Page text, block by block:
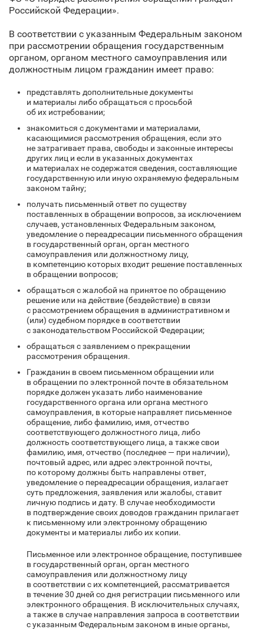
Российской Федерации».
В соответствии с указанным Федеральным законом
при рассмотрении обращения государственным
органом, органом местного самоуправления или
должностным лицом гражданин имеет право:
представлять дополнительные документы
и материалы либо обращаться с просьбой
об их истребовании;
знакомиться с документами и материалами,
касающимися рассмотрения обращения, если это
не затрагивает права, свободы и законные интересы
других лиц и если в указанных документах
и материалах не содержатся сведения, составляющие
государственную или иную охраняемую федеральным
законом тайну;
получать письменный ответ по существу
поставленных в обращении вопросов, за исключением
случаев, установленных Федеральным законом,
уведомление о переадресации письменного обращения
в государственный орган, орган местного
самоуправления или должностному лицу,
в компетенцию которых входит решение поставленных
в обращении вопросов;
обращаться с жалобой на принятое по обращению
решение или на действие (бездействие) в связи
с рассмотрением обращения в административном и
(или) судебном порядке в соответствии
с законодательством Российской Федерации;
обращаться с заявлением о прекращении
рассмотрения обращения.
Гражданин в своем письменном обращении или
в обращении по электронной почте в обязательном
порядке должен указать либо наименование
государственного органа или органа местного
самоуправления, в которые направляет письменное
обращение, либо фамилию, имя, отчество
соответствующего должностного лица, либо
должность соответствующего лица, а также свои
фамилию, имя, отчество (последнее — при наличии),
почтовый адрес, или адрес электронной почты,
по которому должны быть направлены ответ,
уведомление о переадресации обращения, излагает
суть предложения, заявления или жалобы, ставит
личную подпись и дату. В случае необходимости
в подтверждение своих доводов гражданин прилагает
к письменному или электронному обращению
документы и материалы либо их копии.
Письменное или электронное обращение, поступившее
в государственный орган, орган местного
самоуправления или должностному лицу
в соответствии с их компетенцией, рассматривается
в течение 30 дней со дня регистрации письменного или
электронного обращения. В исключительных случаях,
а также в случае направления запроса в соответствии
с указанным Федеральным законом в иные органы,